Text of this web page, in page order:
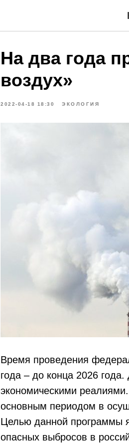
На два года
воздух»
2022-04-18 18:30 ЭКОЛОГИЯ
Время проведения
года – до конца 2026
экономическими
основным периодом в
Целью данной программы
опасных выбросов в